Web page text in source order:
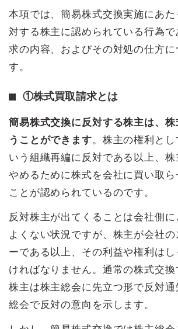
本項では、簡易株式交換実施にあた
対する株主に認められている行為
求の内容、およびその対処の仕方に
す。
①株式買取請求とは
簡易株式交換に反対する株主は、
うことができます。株主の権利と
いう組織再編に反対である以上、
やめるために株式を会社に買い取ら
ことが認められているのです。
反対株主が出てくることは会社側に
よくない状況ですが、株主が会社
ーである以上、その利益や権利は
ければなりません。通常の株式交
株主は株主総会に先立つ形で反対
総会で反対の意向を示します。